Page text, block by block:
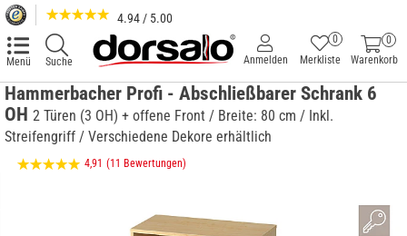
4.94 / 5.00
Menü Suche
0
Warenkorb
Merkliste
0
Anmelden
Hammerbacher Profi - Abschließbarer Schrank 6
OH 2 Türen (3 OH) + offene Front / Breite: 80 cm / Inkl.
Streifengriff / Verschiedene Dekore erhältlich
4,91 (11 Bewertungen)